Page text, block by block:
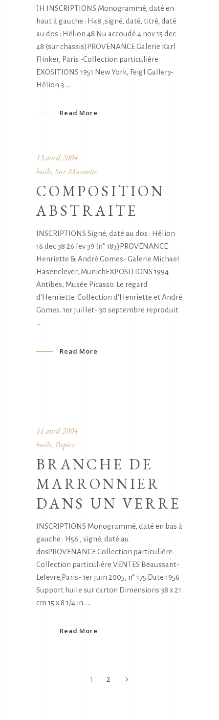
JH INSCRIPTIONS Monogrammé, daté en
haut à gauche : H48 ,signé, daté, titré, daté
au dos : Hélion 48 Nu accoudé 4 nov 15 dec
48 (sur chassis)PROVENANCE Galerie Karl
Flinker, Paris -Collection particulière
EXOSITIONS 1951 New York, Feigl Gallery-
Hélion 3
Read More
13 avril 2004
huile, Sur Masonite
COMPOSITION
ABSTRAITE
INSCRIPTIONS Signé, daté au dos : Hélion
16 dec 38 26 fev 39 (n° 183)PROVENANCE
Henriette & André Gomes- Galerie Michael
Hasenclever, MunichEXPOSITIONS 1994
Antibes, Musée Picasso. Le regard
d'Henriette. Collection d'Henriette et André
Gomes. 1er juillet- 30 septembre reproduit
Read More
11 avril 2004
huile, Papier
BRANCHE DE
MARRONNIER
DANS UN VERRE
INSCRIPTIONS Monogrammé, daté en bas à
gauche : H56 , signé, daté au
dosPROVENANCE Collection particulière-
Collection particulière VENTES Beaussant-
Lefevre,Paris- 1er juin 2005, n° 175 Date 1956
Support huile sur carton Dimensions 38 x 21
cm 15 x 8 1/4 in.
Read More
1 2